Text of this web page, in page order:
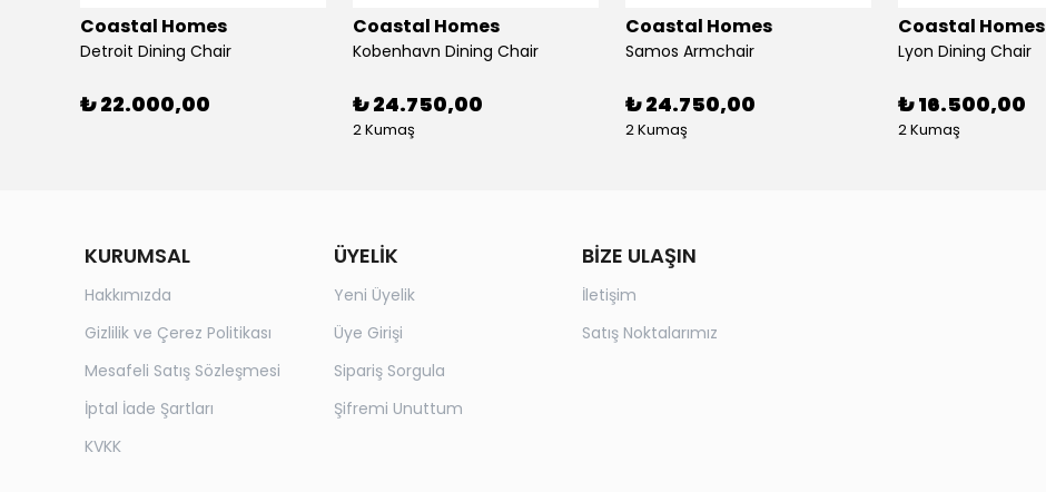
Coastal Homes
Detroit Dining Chair
₺ 22.000,00
Coastal Homes
Kobenhavn Dining Chair
₺ 24.750,00
2 Kumaş
Coastal Homes
Samos Armchair
₺ 24.750,00
2 Kumaş
Coastal Homes
Lyon Dining Chair
₺ 16.500,00
2 Kumaş
KURUMSAL
Hakkımızda
Gizlilik ve Çerez Politikası
Mesafeli Satış Sözleşmesi
İptal İade Şartları
KVKK
ÜYELİK
Yeni Üyelik
Üye Girişi
Sipariş Sorgula
Şifremi Unuttum
BİZE ULAŞIN
İletişim
Satış Noktalarımız